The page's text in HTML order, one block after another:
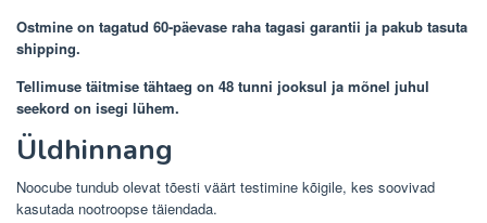
Ostmine on tagatud 60-päevase raha tagasi garantii ja pakub tasuta
shipping.
Tellimuse täitmise tähtaeg on 48 tunni jooksul ja mõnel juhul
seekord on isegi lühem.
Üldhinnang
Noocube tundub olevat tõesti väärt testimine kõigile, kes soovivad
kasutada nootroopse täiendada.